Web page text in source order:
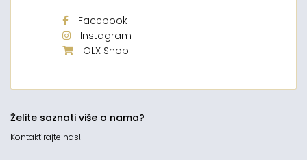
Facebook
Instagram
OLX Shop
Želite saznati više o nama?
Kontaktirajte nas!